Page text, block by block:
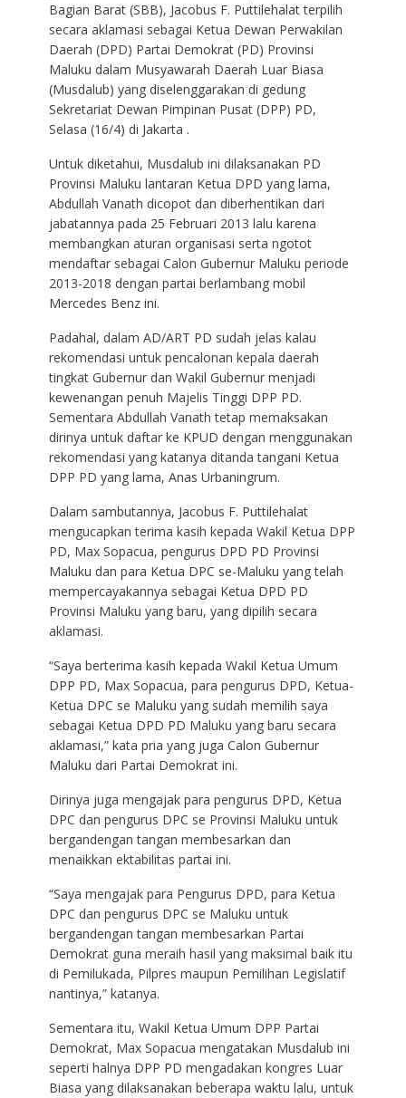
Bagian Barat (SBB), Jacobus F. Puttilehalat terpilih
secara aklamasi sebagai Ketua Dewan Perwakilan
Daerah (DPD) Partai Demokrat (PD) Provinsi
Maluku dalam Musyawarah Daerah Luar Biasa
(Musdalub) yang diselenggarakan di gedung
Sekretariat Dewan Pimpinan Pusat (DPP) PD,
Selasa (16/4) di Jakarta .
Untuk diketahui, Musdalub ini dilaksanakan PD
Provinsi Maluku lantaran Ketua DPD yang lama,
Abdullah Vanath dicopot dan diberhentikan dari
jabatannya pada 25 Februari 2013 lalu karena
membangkan aturan organisasi serta ngotot
mendaftar sebagai Calon Gubernur Maluku periode
2013-2018 dengan partai berlambang mobil
Mercedes Benz ini.
Padahal, dalam AD/ART PD sudah jelas kalau
rekomendasi untuk pencalonan kepala daerah
tingkat Gubernur dan Wakil Gubernur menjadi
kewenangan penuh Majelis Tinggi DPP PD.
Sementara Abdullah Vanath tetap memaksakan
dirinya untuk daftar ke KPUD dengan menggunakan
rekomendasi yang katanya ditanda tangani Ketua
DPP PD yang lama, Anas Urbaningrum.
Dalam sambutannya, Jacobus F. Puttilehalat
mengucapkan terima kasih kepada Wakil Ketua DPP
PD, Max Sopacua, pengurus DPD PD Provinsi
Maluku dan para Ketua DPC se-Maluku yang telah
mempercayakannya sebagai Ketua DPD PD
Provinsi Maluku yang baru, yang dipilih secara
aklamasi.
“Saya berterima kasih kepada Wakil Ketua Umum
DPP PD, Max Sopacua, para pengurus DPD, Ketua-
Ketua DPC se Maluku yang sudah memilih saya
sebagai Ketua DPD PD Maluku yang baru secara
aklamasi,” kata pria yang juga Calon Gubernur
Maluku dari Partai Demokrat ini.
Dirinya juga mengajak para pengurus DPD, Ketua
DPC dan pengurus DPC se Provinsi Maluku untuk
bergandengan tangan membesarkan dan
menaikkan ektabilitas partai ini.
“Saya mengajak para Pengurus DPD, para Ketua
DPC dan pengurus DPC se Maluku untuk
bergandengan tangan membesarkan Partai
Demokrat guna meraih hasil yang maksimal baik itu
di Pemilukada, Pilpres maupun Pemilihan Legislatif
nantinya,” katanya.
Sementara itu, Wakil Ketua Umum DPP Partai
Demokrat, Max Sopacua mengatakan Musdalub ini
seperti halnya DPP PD mengadakan kongres Luar
Biasa yang dilaksanakan beberapa waktu lalu, untuk